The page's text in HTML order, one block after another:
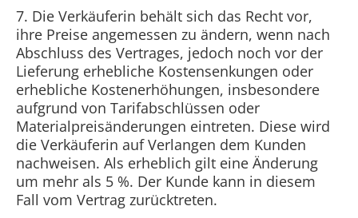
7. Die Verkäuferin behält sich das Recht vor,
ihre Preise angemessen zu ändern, wenn nach
Abschluss des Vertrages, jedoch noch vor der
Lieferung erhebliche Kostensenkungen oder
erhebliche Kostenerhöhungen, insbesondere
aufgrund von Tarifabschlüssen oder
Materialpreisänderungen eintreten. Diese wird
die Verkäuferin auf Verlangen dem Kunden
nachweisen. Als erheblich gilt eine Änderung
um mehr als 5 %. Der Kunde kann in diesem
Fall vom Vertrag zurücktreten.